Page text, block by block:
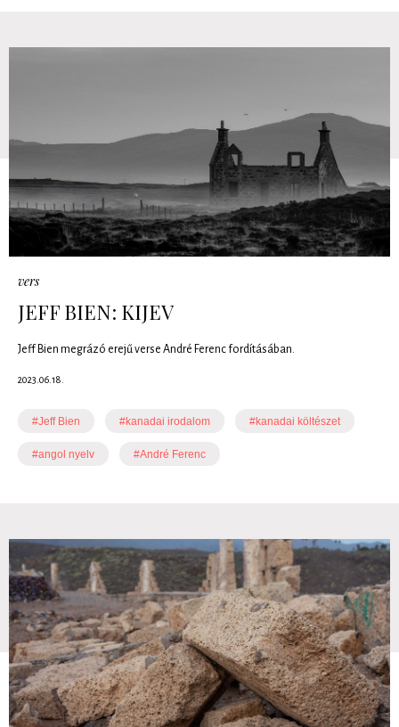
vers
JEFF BIEN: KIJEV
Jeff Bien megrázó erejű verse André Ferenc fordításában.
2023.06.18.
#Jeff Bien #kanadai irodalom #kanadai költészet
#angol nyelv #André Ferenc